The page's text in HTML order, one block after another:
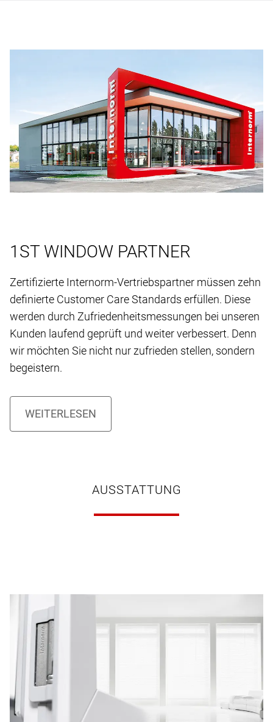
1ST WINDOW PARTNER
Zertifizierte Internorm-Vertriebspartner müssen zehn
definierte Customer Care Standards erfüllen. Diese
werden durch Zufriedenheitsmessungen bei unseren
Kunden laufend geprüft und weiter verbessert. Denn
wir möchten Sie nicht nur zufrieden stellen, sondern
begeistern.
AUSSTATTUNG